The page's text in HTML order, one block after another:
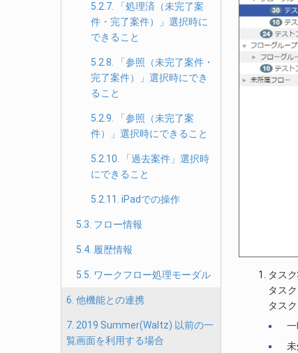
5.2.7. 「処理済（未完了案
件・完了案件）」選択時に
できること
5.2.8. 「参照（未完了案件・
完了案件）」選択時にでき
ること
5.2.9. 「参照（未完了案
件）」選択時にできること
5.2.10. 「過去案件」選択時
にできること
5.2.11. iPadでの操作
5.3. フロー情報
5.4. 履歴情報
5.5. ワークフロー処理モーダル
6. 他機能との連携
7. 2019 Summer(Waltz) 以前の一
覧画面を利用する場合
タス
タス
タス